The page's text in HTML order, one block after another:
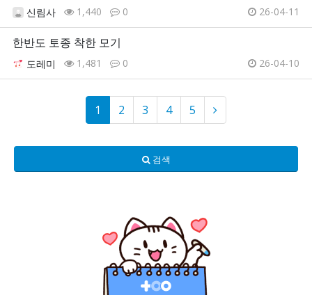
신림사 1,440 0 26-04-11
한반도 토종 착한 모기
도레미 1,481 0 26-04-10
1 2 3 4 5
검색